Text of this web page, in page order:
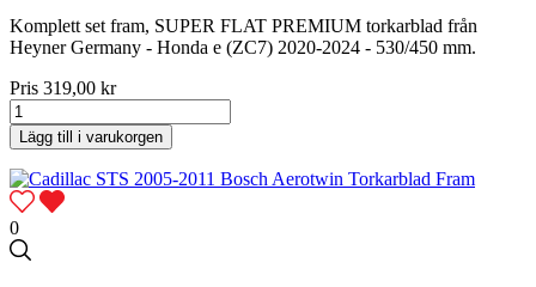
Komplett set fram, SUPER FLAT PREMIUM torkarblad från
Heyner Germany - Honda e (ZC7) 2020-2024 - 530/450 mm.
Pris 319,00 kr
Lägg till i varukorgen
0